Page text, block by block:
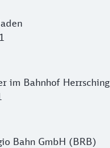
im Bahnhof Herrsching
Bahn GmbH (BRB)